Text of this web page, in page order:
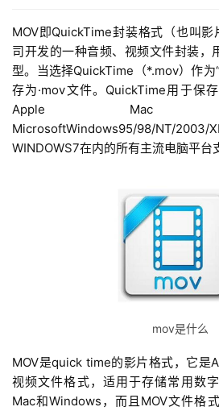
案
例
MOV即QuickTime封装格式（也叫
司开发的一种音频、视频文件封装，
型。当选择QuickTime（*.mov）作为
存为·mov文件。QuickTime用于保
Apple
MicrosoftWindows95/98/NT/
WINDOWS7在内的所有主流电脑平台
mov是什么
MOV是quick time的影片格式，它是
视频文件格式，适用于存储常用数
Mac和Windows，而且MOV文件格